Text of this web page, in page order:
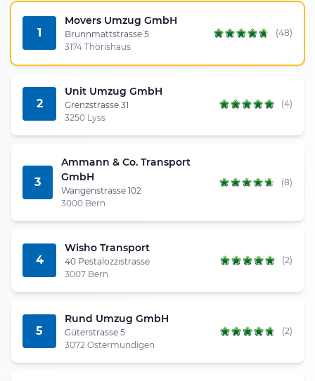
1
Movers Umzug GmbH
Brunnmattstrasse 5
3174 Thörishaus
(48)
2
Unit Umzug GmbH
Grenzstrasse 31
3250 Lyss
(4)
3
Ammann & Co. Transport
GmbH
Wangenstrasse 102
3000 Bern
(8)
4
Wisho Transport
40 Pestalozzistrasse
3007 Bern
(2)
5
Rund Umzug GmbH
Güterstrasse 5
3072 Ostermundigen
(2)